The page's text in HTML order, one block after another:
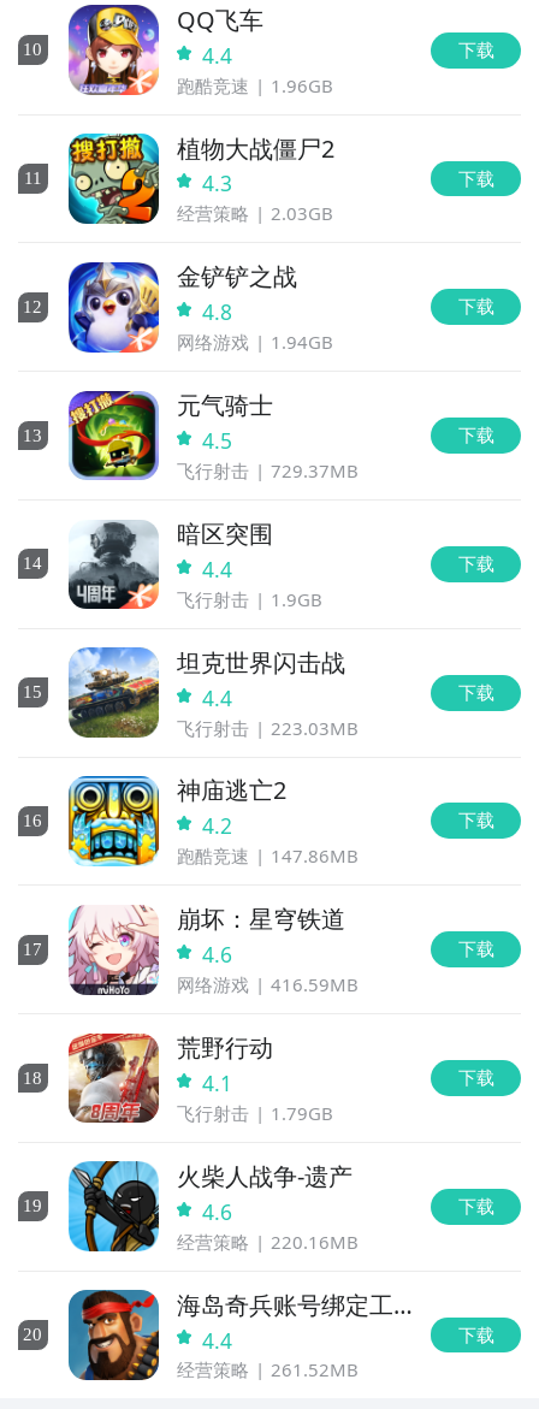
通过上面的游戏介绍和图片，可能大家对谐音猜亿猜有
大致的了解了，不过这么游戏要怎么样才能抢先体验到
呢？不用担心，目前九游客户端已经开通了测试提醒
了，通过在九游APP中搜索“谐音猜亿猜”，点击右边的
【订阅】或者是【开测提醒】，订阅游戏就不会错过最
先的下载机会了咯！
九游APP
玩新游 上九游
全球好游抢先下 福利礼包免费领
立即下载
谐音猜亿猜什么时候公测？公测
时间提前预知，有三大
方法，下边就让九游独家来为您揭秘吧！
方法一： 关注九游谐音猜亿猜大事件
步骤1：百度搜索“九游谐音猜亿猜
会最新发布，这是九游独家的哦；
10
QQ飞车
4.4
跑酷竞速 1.96GB
下载
11
植物大战僵尸2
4.3
经营策略 2.03GB
下载
12
金铲铲之战
4.8
网络游戏 1.94GB
下载
13
元气骑士
4.5
飞行射击 729.37MB
下载
14
暗区突围
4.4
飞行射击 1.9GB
下载
15
坦克世界闪击战
4.4
飞行射击 223.03MB
下载
16
神庙逃亡2
4.2
跑酷竞速 147.86MB
下载
17
崩坏：星穹铁道
4.6
网络游戏 416.59MB
下载
18
荒野行动
4.1
飞行射击 1.79GB
下载
19
火柴人战争-遗产
4.6
经营策略 220.16MB
下载
20
海岛奇兵账号绑定工
具 4.4
经营策略 261.52MB
下载